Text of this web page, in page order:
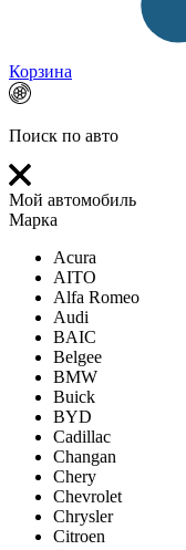
Корзина
Поиск по авто
Мой автомобиль
Марка
Acura
AITO
Alfa Romeo
Audi
BAIC
Belgee
BMW
Buick
BYD
Cadillac
Changan
Chery
Chevrolet
Chrysler
Citroen